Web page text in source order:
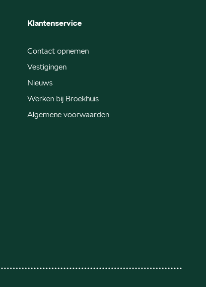
Klantenservice
Contact opnemen
Vestigingen
Nieuws
Werken bij Broekhuis
Algemene voorwaarden